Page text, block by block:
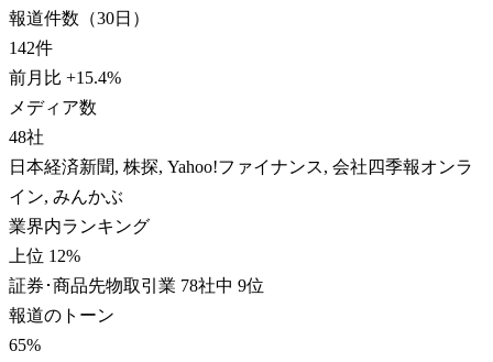
報道件数（30日）
142件
前月比 +15.4%
メディア数
48社
日本経済新聞, 株探, Yahoo!ファイナンス, 会社四季報オンラ
イン, みんかぶ
業界内ランキング
上位 12%
証券･商品先物取引業 78社中 9位
報道のトーン
65%